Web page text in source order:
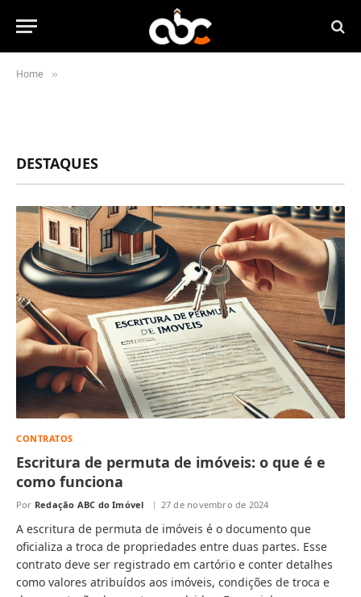
Home »
DESTAQUES
CONTRATOS
Escritura de permuta de imóveis: o que é e
como funciona
Por Redação ABC do Imóvel 27 de novembro de 2024
A escritura de permuta de imóveis é o documento que
oficializa a troca de propriedades entre duas partes. Esse
contrato deve ser registrado em cartório e conter detalhes
como valores atribuídos aos imóveis, condições de troca e